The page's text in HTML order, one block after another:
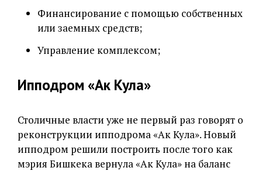
Финансирование с помощью собственных
или заемных средств;
Управление комплексом;
Ипподром «Ак Кула»
Столичные власти уже не первый раз говорят о
реконструкции ипподрома «Ак Кула». Новый
ипподром решили построить после того как
мэрия Бишкека вернула «Ак Кула» на баланс